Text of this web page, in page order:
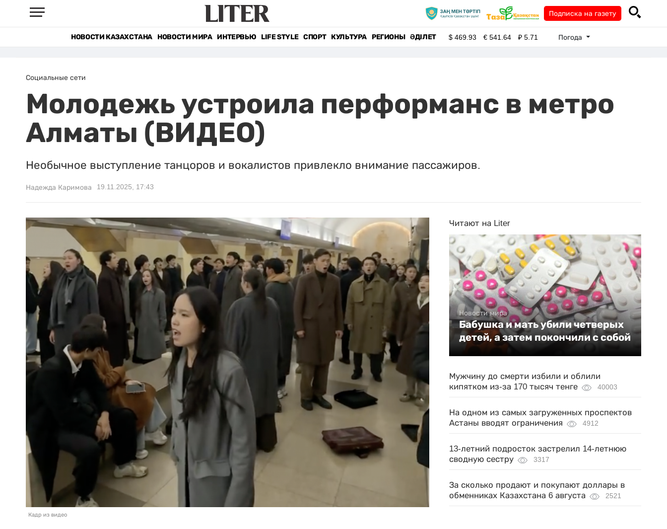
Подписка на газету
НОВОСТИ КАЗАХСТАНА НОВОСТИ МИРА ИНТЕРВЬЮ LIFE STYLE СПОРТ КУЛЬТУРА РЕГИОНЫ ӘДІЛЕТ $469.93 €541.64 ₽5.71 Погода
Социальные сети
Молодежь устроила перформанс в метро
Алматы (ВИДЕО)
Необычное выступление танцоров и вокалистов привлекло внимание пассажиров.
Надежда Каримова 19.11.2025, 17:43
Кадр из видео
Читают на Liter
Новости мира
Бабушка и мать убили четверых
детей, а затем покончили с собой
Мужчину до смерти избили и облили
кипятком из-за 170 тысяч тенге
40003
На одном из самых загруженных проспектов
Астаны вводят ограничения
4912
13-летний подросток застрелил 14-летнюю
сводную сестру
3317
За сколько продают и покупают доллары в
обменниках Казахстана 6 августа
2521